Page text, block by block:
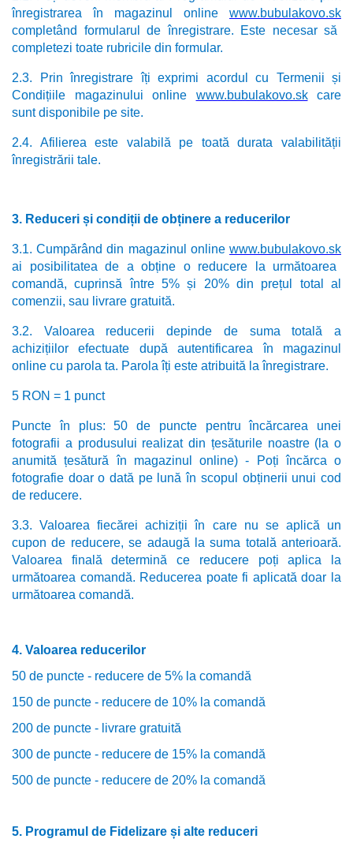
înregistrarea în magazinul online www.bubulakovo.sk
completând formularul de înregistrare. Este necesar să
completezi toate rubricile din formular.
2.3. Prin înregistrare îți exprimi acordul cu Termenii și
Condițiile magazinului online www.bubulakovo.skcare
sunt disponibile pe site.
2.4. Afilierea este valabilă pe toată durata valabilității
înregistrării tale.
3. Reduceri și condiții de obținere a reducerilor
3.1. Cumpărând din magazinul online www.bubulakovo.sk
ai posibilitatea de a obține o reducere la următoarea
comandă, cuprinsă între 5% și 20% din prețul total al
comenzii, sau livrare gratuită.
3.2. Valoarea reducerii depinde de suma totală a
achizițiilor efectuate după autentificarea în magazinul
online cu parola ta. Parola îți este atribuită la înregistrare.
5 RON = 1 punct
Puncte în plus: 50 de puncte pentru încărcarea unei
fotografii a produsului realizat din țesăturile noastre (la o
anumită țesătură în magazinul online) - Poți încărca o
fotografie doar o dată pe lună în scopul obținerii unui cod
de reducere.
3.3. Valoarea fiecărei achiziții în care nu se aplică un
cupon de reducere, se adaugă la suma totală anterioară.
Valoarea finală determină ce reducere poți aplica la
următoarea comandă. Reducerea poate fi aplicată doar la
următoarea comandă.
4. Valoarea reducerilor
50 de puncte - reducere de 5% la comandă
150 de puncte - reducere de 10% la comandă
200 de puncte - livrare gratuită
300 de puncte - reducere de 15% la comandă
500 de puncte - reducere de 20% la comandă
5. Programul de Fidelizare și alte reduceri